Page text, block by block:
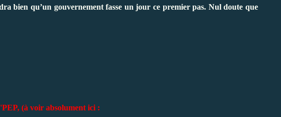
bien qu’un gouvernement fasse un jour ce premier pas. Nul doute que
(à voir absolument ici :